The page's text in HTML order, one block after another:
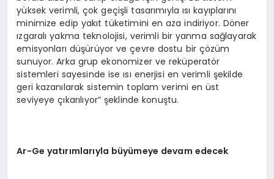
yüksek verimli, çok geçişli tasarımıyla ısı kayıplarını
minimize edip yakıt tüketimini en aza indiriyor. Döner
ızgaralı yakma teknolojisi, verimli bir yanma sağlayarak
emisyonları düşürüyor ve çevre dostu bir çözüm
sunuyor. Arka grup ekonomizer ve reküperatör
sistemleri sayesinde ise ısı enerjisi en verimli şekilde
geri kazanılarak sistemin toplam verimi en üst
seviyeye çıkarılıyor” şeklinde konuştu.
Ar-Ge yatırımlarıyla büyümeye devam edecek